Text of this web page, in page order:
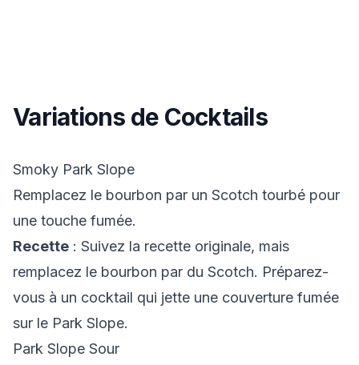
Variations de Cocktails
Smoky Park Slope
Remplacez le bourbon par un Scotch tourbé pour
une touche fumée.
Recette : Suivez la recette originale, mais
remplacez le bourbon par du Scotch. Préparez-
vous à un cocktail qui jette une couverture fumée
sur le Park Slope.
Park Slope Sour